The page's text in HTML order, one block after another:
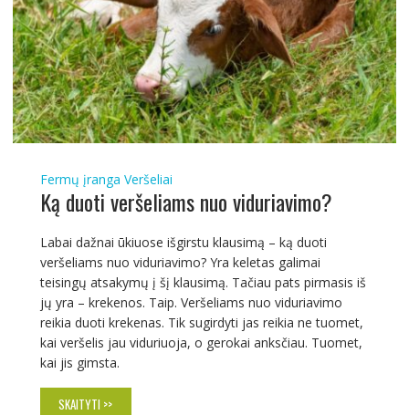
Fermų įranga Veršeliai
Ką duoti veršeliams nuo viduriavimo?
Labai dažnai ūkiuose išgirstu klausimą – ką duoti
veršeliams nuo viduriavimo? Yra keletas galimai
teisingų atsakymų į šį klausimą. Tačiau pats pirmasis iš
jų yra – krekenos. Taip. Veršeliams nuo viduriavimo
reikia duoti krekenas. Tik sugirdyti jas reikia ne tuomet,
kai veršelis jau viduriuoja, o gerokai anksčiau. Tuomet,
kai jis gimsta.
SKAITYTI >>